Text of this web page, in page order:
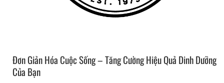
Đơn Giản Hóa Cuộc Sống – Tăng Cường Hiệu Quả Dinh Dưỡng
Của Bạn